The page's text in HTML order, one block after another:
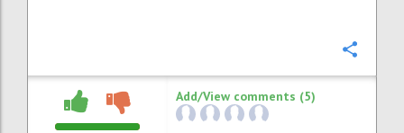
Add/View comments (5)